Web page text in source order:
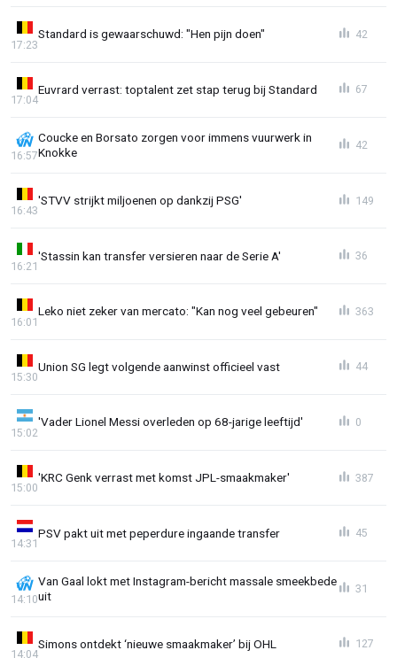
Standard is gewaarschuwd: "Hen pijn doen"
17:23
42
Euvrard verrast: toptalent zet stap terug bij Standard
17:04
67
Coucke en Borsato zorgen voor immens vuurwerk in
Knokke
16:57
42
'STVV strijkt miljoenen op dankzij PSG'
16:43
149
'Stassin kan transfer versieren naar de Serie A'
16:21
36
Leko niet zeker van mercato: "Kan nog veel gebeuren"
16:01
363
Union SG legt volgende aanwinst officieel vast
15:30
44
'Vader Lionel Messi overleden op 68-jarige leeftijd'
15:02
0
'KRC Genk verrast met komst JPL-smaakmaker'
15:00
387
PSV pakt uit met peperdure ingaande transfer
14:31
45
Van Gaal lokt met Instagram-bericht massale smeekbede
uit
14:10
31
Simons ontdekt ‘nieuwe smaakmaker’ bij OHL
14:04
127